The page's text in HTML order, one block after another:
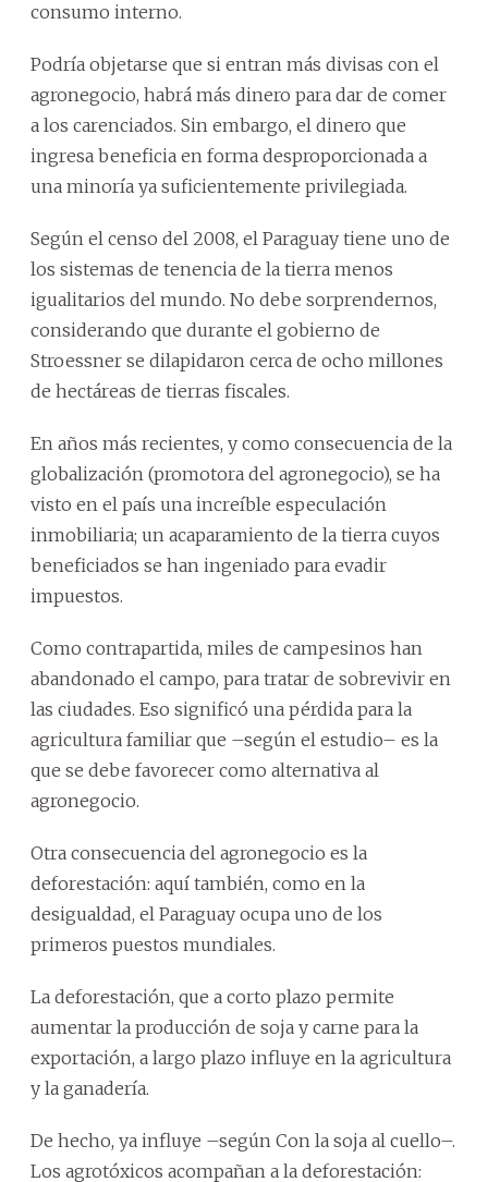
consumo interno.
Podría objetarse que si entran más divisas con el
agronegocio, habrá más dinero para dar de comer
a los carenciados. Sin embargo, el dinero que
ingresa beneficia en forma desproporcionada a
una minoría ya suficientemente privilegiada.
Según el censo del 2008, el Paraguay tiene uno de
los sistemas de tenencia de la tierra menos
igualitarios del mundo. No debe sorprendernos,
considerando que durante el gobierno de
Stroessner se dilapidaron cerca de ocho millones
de hectáreas de tierras fiscales.
En años más recientes, y como consecuencia de la
globalización (promotora del agronegocio), se ha
visto en el país una increíble especulación
inmobiliaria; un acaparamiento de la tierra cuyos
beneficiados se han ingeniado para evadir
impuestos.
Como contrapartida, miles de campesinos han
abandonado el campo, para tratar de sobrevivir en
las ciudades. Eso significó una pérdida para la
agricultura familiar que –según el estudio– es la
que se debe favorecer como alternativa al
agronegocio.
Otra consecuencia del agronegocio es la
deforestación: aquí también, como en la
desigualdad, el Paraguay ocupa uno de los
primeros puestos mundiales.
La deforestación, que a corto plazo permite
aumentar la producción de soja y carne para la
exportación, a largo plazo influye en la agricultura
y la ganadería.
De hecho, ya influye –según Con la soja al cuello–.
Los agrotóxicos acompañan a la deforestación: